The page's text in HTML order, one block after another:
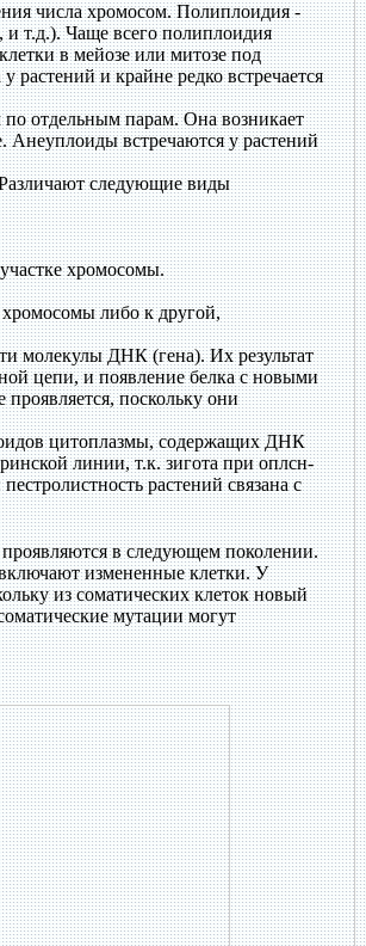
числа хромосом. Полиплоидия -
и т.д.). Чаще всего полиплоидия
в мейозе или митозе под
и крайне редко встречается
отдельным парам. Она возникает
Анеуплоиды встречаются у растений
следующие виды
хромосомы.
либо к другой,
молекулы ДНК (гена). Их результат
цепи, и появление белка с новыми
поскольку они
цитоплазмы, содержащих ДНК
линии, т.к. зигота при оплсн-
растений связана с
в следующем поколении.
измененные клетки. У
из соматических клеток новый
мутации могут